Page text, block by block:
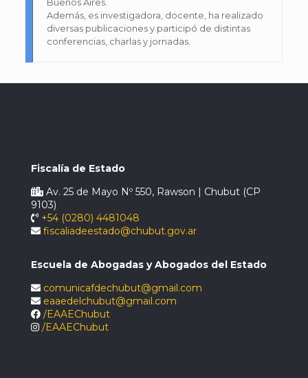
Además, es investigadora, docente, ha realizado
diversas publicaciones y participó de distintas
conferencias, charlas y jornadas.
Fiscalía de Estado
Av. 25 de Mayo Nº 550, Rawson | Chubut (CP
9103)
+54 (0280) 4481048
fiscaliadeestado@chubut.gov.ar
Escuela de Abogadas y Abogados del Estado
comunicafdechubut@gmail.com
eaaedelchubut@gmail.com
/EAAEChubut
/EAAEChubut